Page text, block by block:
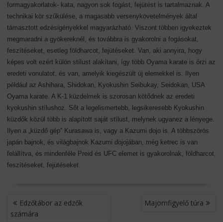
formagyakorlatok- kata, nagyon sok fogást, fejütést is tartalmaznak. A
technikai kör szűkülése, a magasabb versenykövetelmények által
támasztott edzésigényekkel magyarázható. Viszont többen igyekeztek
megmaradni a gyökereknél, és továbbra is gyakorolni a fogásokat,
feszítéseket, esetleg földharcot, fejütéseket. Van, aki annyira, hogy
képes volt ezért külön stílust alakítani, így több Oyama karate is őrzi az
eredeti vonulatot, és van, amelyik kiegészült új elemekkel is. Ilyen
például az Ashihara, Shidokan, Kyokushin Seibukay, Seidokan, USA
Oyama karate. A K-1 küzdelmek is szorosan kötődnek az eredeti
kyokushin stílushoz. Sőt a legelismertebb, legsikeresebb Kyokushin
küzdők közül több is alapított saját stílust, melynek ugyanez a lényege.
Ilyen a „küzdő gép” Kurasawa is, vagy a Kazumi dojo is. A többszörös
japán bajnok, és világbajnok Kazumi dojojában, még ketrec is van
felállítva, és mindenféle Preid és UFC elemet is gyakorolnak, földharcot,
feszítéseket, fejütéseket.
BEJEGYZÉS
NAVIGÁCIÓ
Edzőtábor az edzők
számára
Majomfigyelő túra